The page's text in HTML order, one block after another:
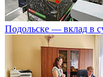
Подольске — вклад в